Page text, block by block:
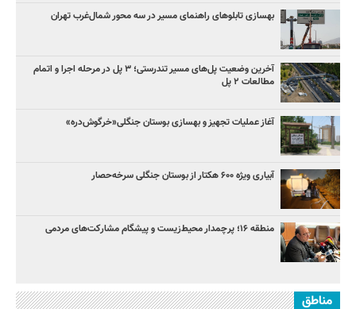
بهسازی تابلوهای راهنمای مسیر در سه محور شمال‌غرب تهران
آخرین وضعیت پل‌های مسیر تندرستی؛ ۳ پل در مرحله اجرا و اتمام
مطالعات ۲ پل
آغاز عملیات تجهیز و بهسازی بوستان جنگلی«خرگوش‌دره»
آبیاری ویژه ۶۰۰ هکتار از بوستان جنگلی سرخه‌حصار
منطقه ۱۶؛ پرچمدار محیط‌زیست و پیشگام مشارکت‌های مردمی
مناطق